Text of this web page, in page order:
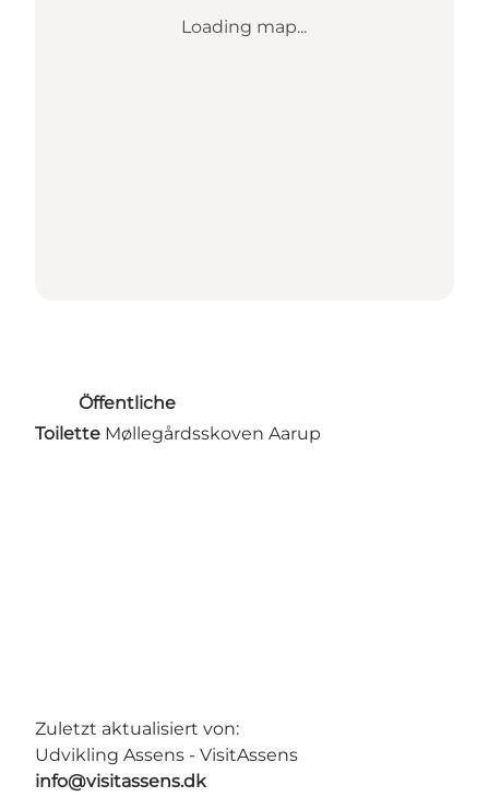
Loading map...
Öffentliche
Toilette Møllegårdsskoven Aarup
Zuletzt aktualisiert von:
Udvikling Assens - VisitAssens
info@visitassens.dk